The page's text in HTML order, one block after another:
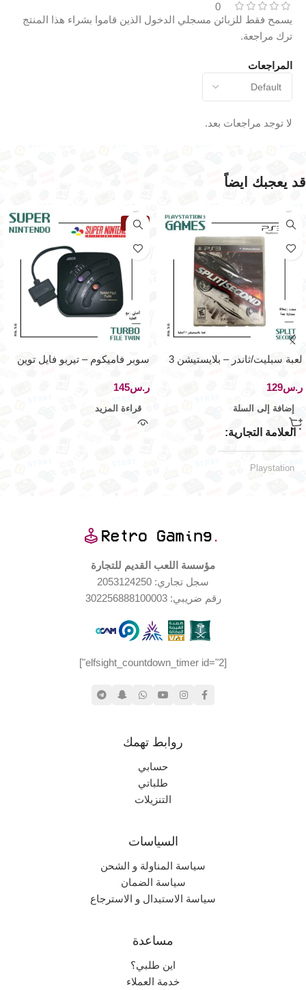
0
المراجعات
لا توجد مراجعات بعد.
يسمح فقط للزبائن مسجلي الدخول الذين قاموا بشراء هذا المنتج
ترك مراجعة.
قد يعجبك ايضاً
لعبة سبليت/ثاندر – بلايستيشن 3
ر.س
إضافة إلى السلة
العلامة التجارية
Playstation
نفذت
سوبر فاميكوم – تيربو فايل توين
ر.س
قراءة المزيد
مؤسسة اللعب القديم للتجارة
سجل تجاري: 2053124250
رقم ضريبي: 302256888100003
[elfsight_countdown_timer id="2"]
روابط تهمك
حسابي
طلباتي
التنزيلات
السياسات
سياسة المناولة و الشحن
سياسة الضمان
سياسة الاستبدال و الاسترجاع
مساعدة
اين طلبي؟
خدمة العملاء